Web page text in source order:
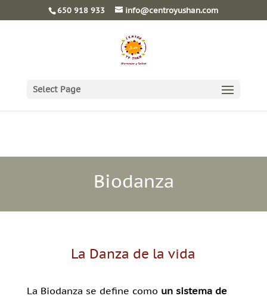
650 918 933 info@centroyushan.com
Select Page
Biodanza
La Danza de la vida
La Biodanza se define comoun sistema de